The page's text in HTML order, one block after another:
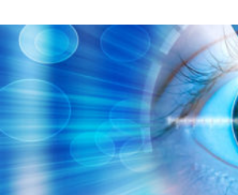
to
contentvinivida.lk